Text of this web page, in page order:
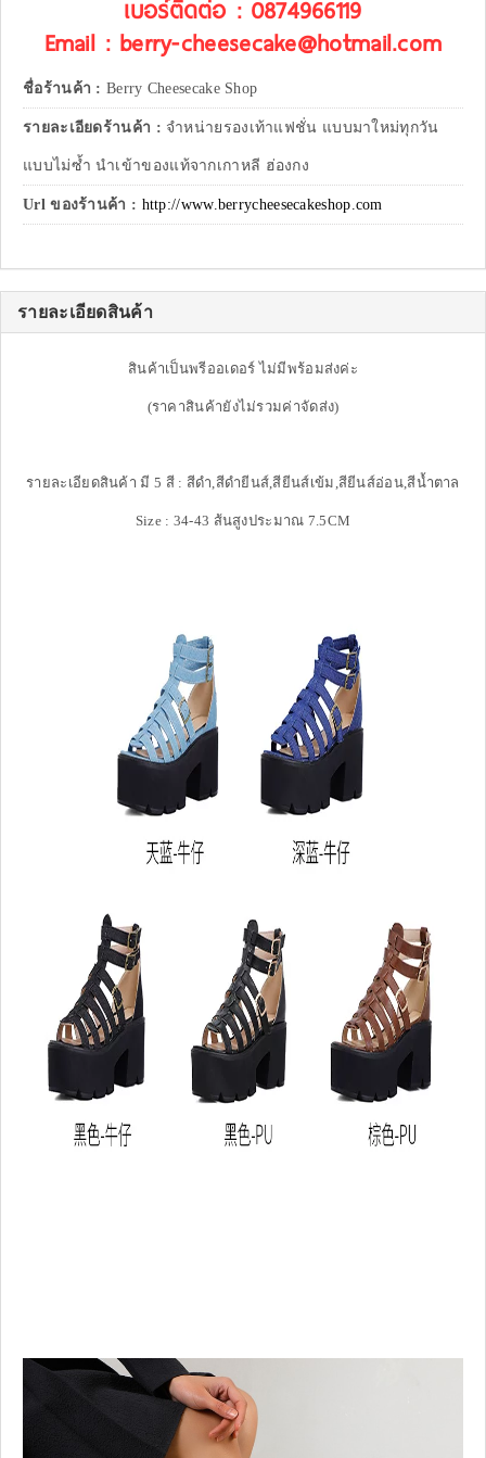
เบอร์ติดต่อ : 0874966119
Email : berry-cheesecake@hotmail.com
ชื่อร้านค้า : Berry Cheesecake Shop
รายละเอียดร้านค้า : จำหน่ายรองเท้าแฟชั่น แบบมาใหม่ทุกวัน
แบบไม่ซ้ำ นำเข้าของแท้จากเกาหลี ฮ่องกง
Url ของร้านค้า : http://www.berrycheesecakeshop.com
รายละเอียดสินค้า
สินค้าเป็นพรีออเดอร์ ไม่มีพร้อมส่งค่ะ
(ราคาสินค้ายังไม่รวมค่าจัดส่ง)
รายละเอียดสินค้า มี 5 สี : สีดำ,สีดำยีนส์,สียีนส์เข้ม,สียีนส์อ่อน,สีน้ำตาล
Size : 34-43 ส้นสูงประมาณ 7.5CM